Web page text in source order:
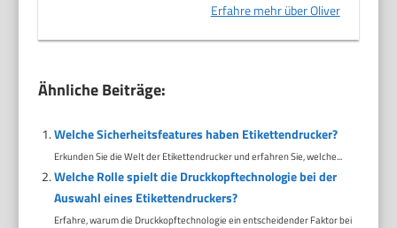
Erfahre mehr über Oliver
Ähnliche Beiträge:
Welche Sicherheitsfeatures haben Etikettendrucker?
Erkunden Sie die Welt der Etikettendrucker und erfahren Sie, welche...
Welche Rolle spielt die Druckkopftechnologie bei der
Auswahl eines Etikettendruckers?
Erfahre, warum die Druckkopftechnologie ein entscheidender Faktor bei